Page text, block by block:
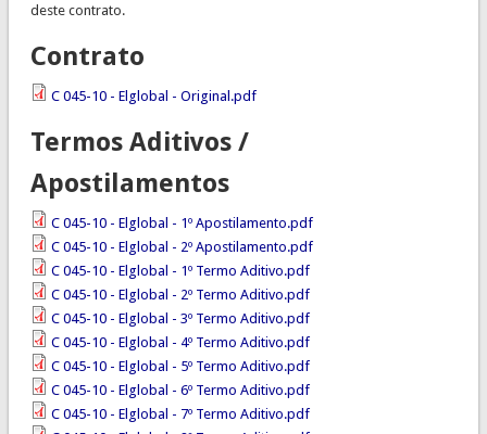
deste contrato.
Contrato
C 045-10 - Elglobal - Original.pdf
Termos Aditivos /
Apostilamentos
C 045-10 - Elglobal - 1º Apostilamento.pdf
C 045-10 - Elglobal - 2º Apostilamento.pdf
C 045-10 - Elglobal - 1º Termo Aditivo.pdf
C 045-10 - Elglobal - 2º Termo Aditivo.pdf
C 045-10 - Elglobal - 3º Termo Aditivo.pdf
C 045-10 - Elglobal - 4º Termo Aditivo.pdf
C 045-10 - Elglobal - 5º Termo Aditivo.pdf
C 045-10 - Elglobal - 6º Termo Aditivo.pdf
C 045-10 - Elglobal - 7º Termo Aditivo.pdf